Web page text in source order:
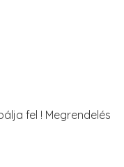
fel ! Megrendelés